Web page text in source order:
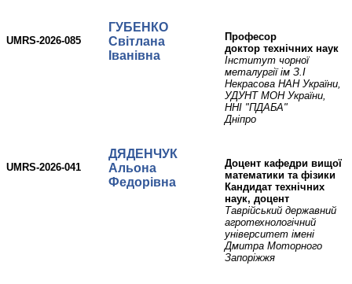
UMRS-2026-085
ГУБЕНКО
Світлана
Іванівна
професор
доктор технічних наук
Інститут чорної
металургії ім З.І
Некрасова НАН України,
УДУНТ МОН України,
ННІ "ПДАБА"
Дніпро
UMRS-2026-041
ДЯДЕНЧУК
Альона
Федорівна
Доцент кафедри вищої
математики та фізики
Кандидат технічних
наук, доцент
Таврійський державний
агротехнологічний
університет імені
Дмитра Моторного
Запоріжжя